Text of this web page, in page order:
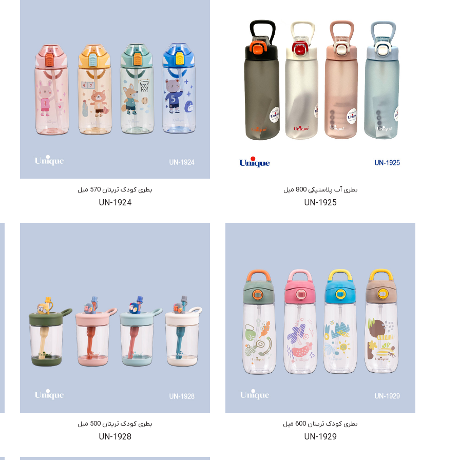
بطری کودک تریتان 570 میل
UN-1924
بطری آب پلاستیکی 800 میل
UN-1925
بطری کودک تریتان 500 میل
UN-1928
بطری کودک تریتان 600 میل
UN-1929